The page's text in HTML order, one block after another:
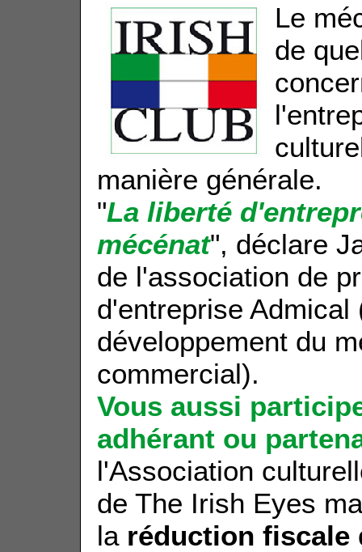
Le
de
manière générale.
"La liberté
mécénat", déclare
de l'association de
d'entreprise
développement du
commercial).
Vous aussi
adhérant ou
l'Association
de The Irish Eyes
laréduction fiscale